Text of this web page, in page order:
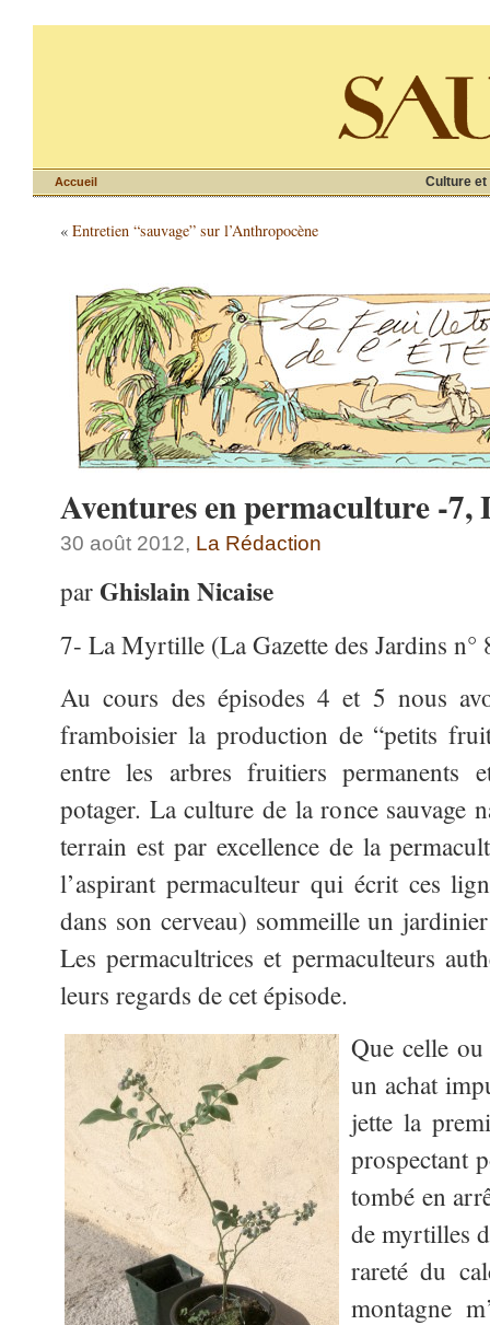
Culture et
Accueil
« Entretien “sauvage” sur l’Anthropocène
Aventures en permaculture -
30 août 2012, La Rédaction
parGhislain Nicaise
7- La Myrtille (La Gazette des Jardins
Au cours des épisodes 4 et 5 nous
framboisier la production de “petits
entre les arbres fruitiers permanents
potager. La culture de la ronce sauvage
terrain est par excellence de la
l’aspirant permaculteur qui écrit ces
dans son cerveau) sommeille un
Les permacultrices et permaculteurs
leurs regards de cet épisode.
Que celle
un achat
jette la
prospectant
tombé en
de myrtilles
rareté du
montagne